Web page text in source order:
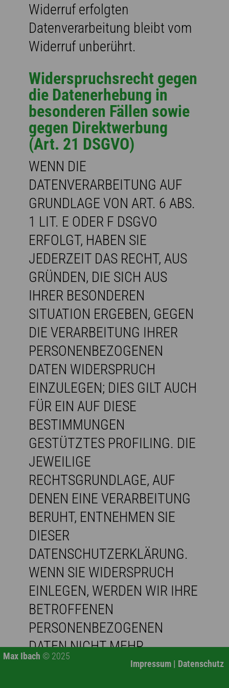
Widerruf erfolgten
Datenverarbeitung bleibt vom
Widerruf unberührt.
Widerspruchsrecht gegen
die Datenerhebung in
besonderen Fällen sowie
gegen Direktwerbung
(Art. 21 DSGVO)
WENN DIE
DATENVERARBEITUNG AUF
GRUNDLAGE VON ART. 6 ABS.
1 LIT. E ODER F DSGVO
ERFOLGT, HABEN SIE
JEDERZEIT DAS RECHT, AUS
GRÜNDEN, DIE SICH AUS
IHRER BESONDEREN
SITUATION ERGEBEN, GEGEN
DIE VERARBEITUNG IHRER
PERSONENBEZOGENEN
DATEN WIDERSPRUCH
EINZULEGEN; DIES GILT AUCH
FÜR EIN AUF DIESE
BESTIMMUNGEN
GESTÜTZTES PROFILING. DIE
JEWEILIGE
RECHTSGRUNDLAGE, AUF
DENEN EINE VERARBEITUNG
BERUHT, ENTNEHMEN SIE
DIESER
DATENSCHUTZERKLÄRUNG.
WENN SIE WIDERSPRUCH
EINLEGEN, WERDEN WIR IHRE
BETROFFENEN
PERSONENBEZOGENEN
DATEN NICHT MEHR
VERARBEITEN, ES SEI DENN,
Max Ibach © 2025
Impressum | Datenschutz